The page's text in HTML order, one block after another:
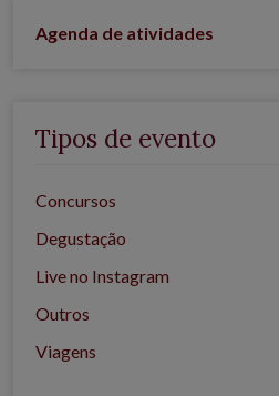
Agenda de atividades
Tipos de evento
Concursos
Degustação
Live no Instagram
Outros
Viagens